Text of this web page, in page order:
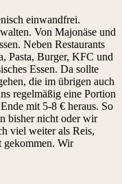
einwandfrei.
Von Majonäse und
Neben Restaurants
Pasta, Burger, KFC und
Essen. Da sollte
die im übrigen auch
regelmäßig eine Portion
mit 5-8 € heraus. So
bisher nicht oder wir
viel weiter als Reis,
gekommen. Wir